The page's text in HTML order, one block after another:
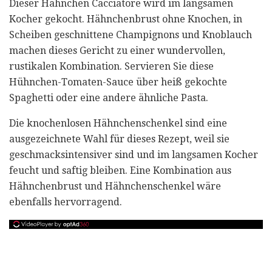
Dieser Hähnchen Cacciatore wird im langsamen
Kocher gekocht. Hähnchenbrust ohne Knochen, in
Scheiben geschnittene Champignons und Knoblauch
machen dieses Gericht zu einer wundervollen,
rustikalen Kombination. Servieren Sie diese
Hühnchen-Tomaten-Sauce über heiß gekochte
Spaghetti oder eine andere ähnliche Pasta.
Die knochenlosen Hähnchenschenkel sind eine
ausgezeichnete Wahl für dieses Rezept, weil sie
geschmacksintensiver sind und im langsamen Kocher
feucht und saftig bleiben. Eine Kombination aus
Hähnchenbrust und Hähnchenschenkel wäre
ebenfalls hervorragend.